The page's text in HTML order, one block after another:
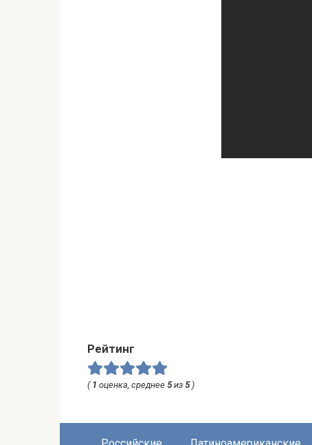
Рейтинг
( 1 оценка, среднее 5из 5)